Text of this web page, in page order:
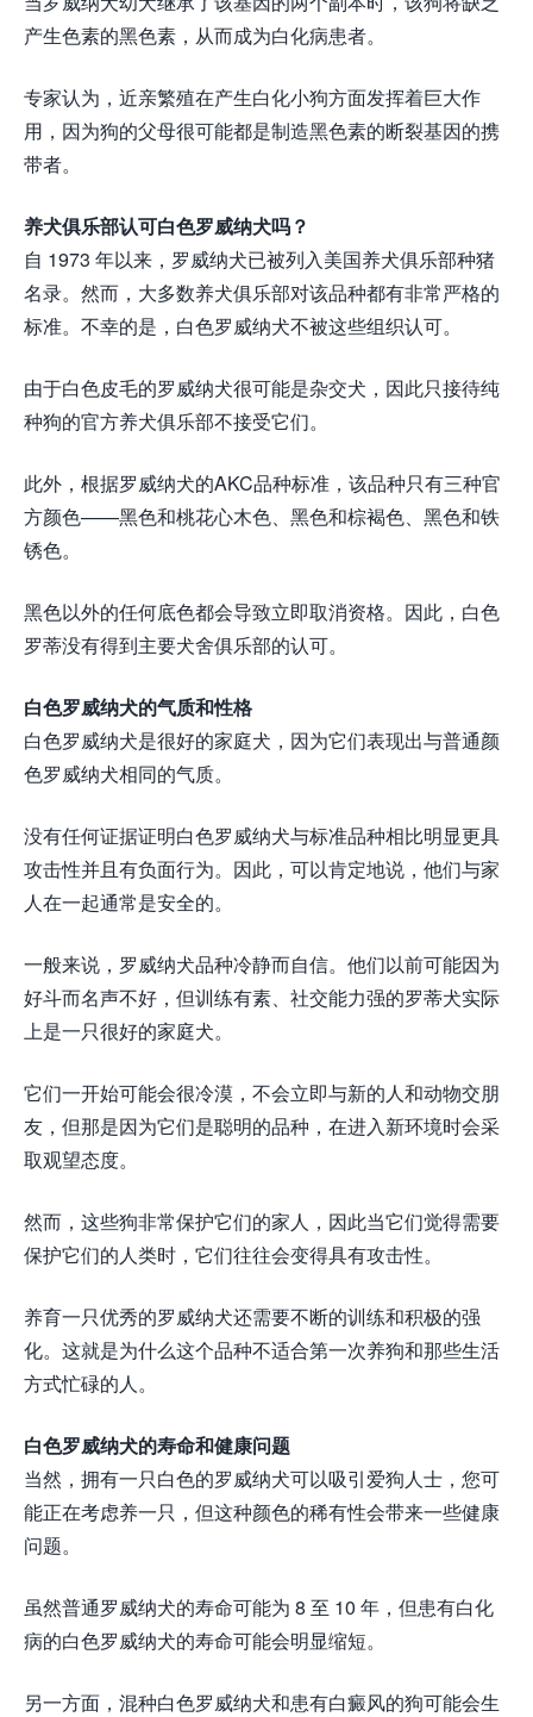
产生色素的黑色素，从而成为白化病患者。
专家认为，近亲繁殖在产生白化小狗方面发挥着巨大作
用，因为狗的父母很可能都是制造黑色素的断裂基因的携
带者。
养犬俱乐部认可白色罗威纳犬吗？
自 1973 年以来，罗威纳犬已被列入美国养犬俱乐部种猪
名录。然而，大多数养犬俱乐部对该品种都有非常严格的
标准。不幸的是，白色罗威纳犬不被这些组织认可。
由于白色皮毛的罗威纳犬很可能是杂交犬，因此只接待纯
种狗的官方养犬俱乐部不接受它们。
此外，根据罗威纳犬的AKC品种标准，该品种只有三种官
方颜色——黑色和桃花心木色、黑色和棕褐色、黑色和铁
锈色。
黑色以外的任何底色都会导致立即取消资格。因此，白色
罗蒂没有得到主要犬舍俱乐部的认可。
白色罗威纳犬的气质和性格
白色罗威纳犬是很好的家庭犬，因为它们表现出与普通颜
色罗威纳犬相同的气质。
没有任何证据证明白色罗威纳犬与标准品种相比明显更具
攻击性并且有负面行为。因此，可以肯定地说，他们与家
人在一起通常是安全的。
一般来说，罗威纳犬品种冷静而自信。他们以前可能因为
好斗而名声不好，但训练有素、社交能力强的罗蒂犬实际
上是一只很好的家庭犬。
它们一开始可能会很冷漠，不会立即与新的人和动物交朋
友，但那是因为它们是聪明的品种，在进入新环境时会采
取观望态度。
然而，这些狗非常保护它们的家人，因此当它们觉得需要
保护它们的人类时，它们往往会变得具有攻击性。
养育一只优秀的罗威纳犬还需要不断的训练和积极的强
化。这就是为什么这个品种不适合第一次养狗和那些生活
方式忙碌的人。
白色罗威纳犬的寿命和健康问题
当然，拥有一只白色的罗威纳犬可以吸引爱狗人士，您可
能正在考虑养一只，但这种颜色的稀有性会带来一些健康
问题。
虽然普通罗威纳犬的寿命可能为 8 至 10 年，但患有白化
病的白色罗威纳犬的寿命可能会明显缩短。
另一方面，混种白色罗威纳犬和患有白癜风的狗可能会生